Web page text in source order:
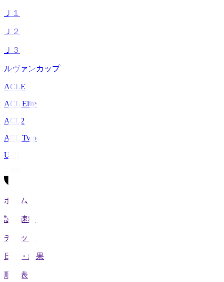
Ｊ１
Ｊ２
Ｊ３
ルヴァンカップ
ACLE
ACL Elite
ACL2
ACL Two
U-21
ホーム
試合速報
チケット
日程・結果
順位表